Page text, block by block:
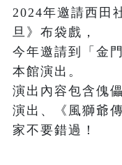
2024年邀請西田
旦》布袋戲，
今年邀請到「金
本館演出。
演出內容包含傀
演出、《風獅爺